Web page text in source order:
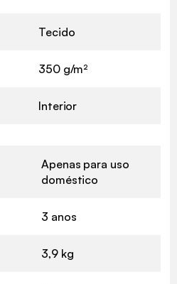
Tecido
350 g/m²
Interior
Apenas para uso
doméstico
3 anos
3,9 kg